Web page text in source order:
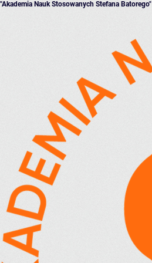
"Akademia Nauk Stosowanych Stefana Batorego"